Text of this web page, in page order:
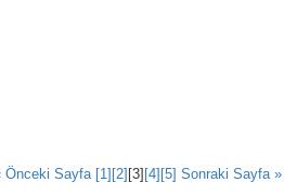
Önceki Sayfa [1] [2] [3] [4] [5] Sonraki Sayfa »